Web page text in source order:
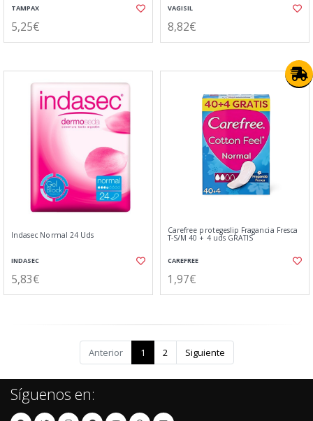
TAMPAX
5,25€
VAGISIL
8,82€
Indasec Normal 24 Uds
INDASEC
5,83€
Carefree protegeslip Fragancia Fresca
T-S/M 40 + 4 uds GRATIS
CAREFREE
1,97€
Anterior 1 2 Siguiente
Síguenos en: